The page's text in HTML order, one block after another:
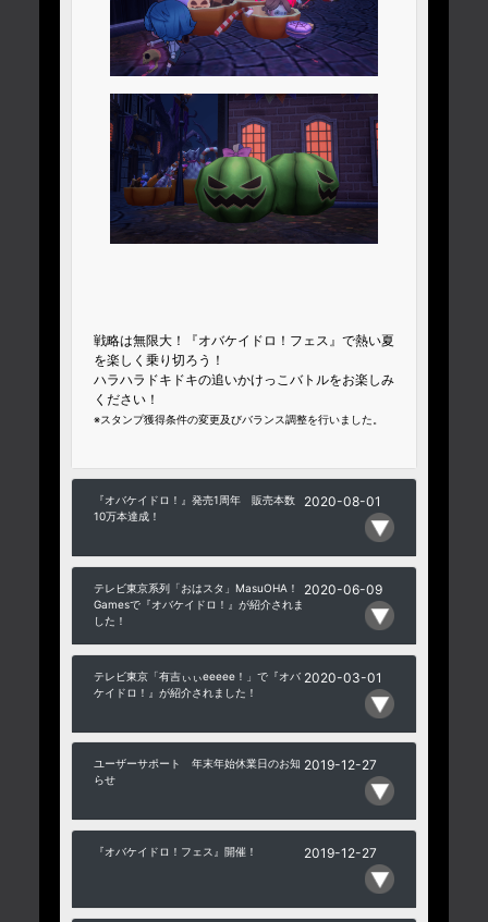
戦略は無限大！『オバケイドロ！フェス』で熱い夏
を楽しく乗り切ろう！
ハラハラドキドキの追いかけっこバトルをお楽しみ
ください！
※スタンプ獲得条件の変更及びバランス調整を行いました。
『オバケイドロ！』発売1周年 販売本数
10万本達成！
2020-08-01
テレビ東京系列「おはスタ」MasuOHA！
Gamesで『オバケイドロ！』が紹介されま
した！
2020-06-09
テレビ東京「有吉ぃぃeeeee！」で『オバ
ケイドロ！』が紹介されました！
2020-03-01
ユーザーサポート 年末年始休業日のお知
らせ
2019-12-27
『オバケイドロ！フェス』開催！ 2019-12-27